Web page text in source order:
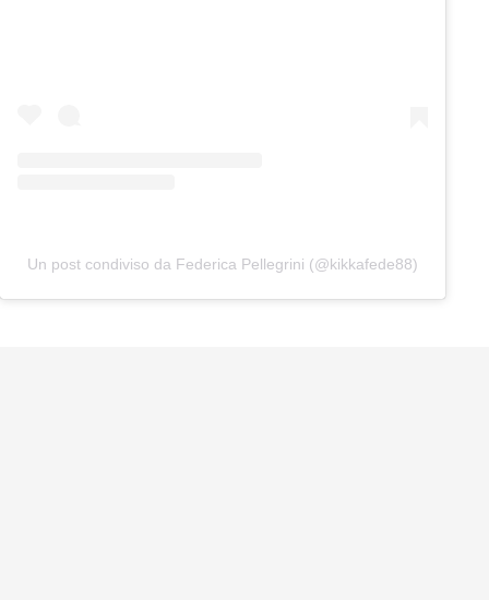
Un post condiviso da Federica Pellegrini (@kikkafede88)